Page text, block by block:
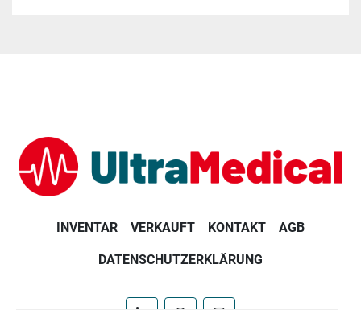
INVENTAR VERKAUFT KONTAKT AGB
DATENSCHUTZERKLÄRUNG